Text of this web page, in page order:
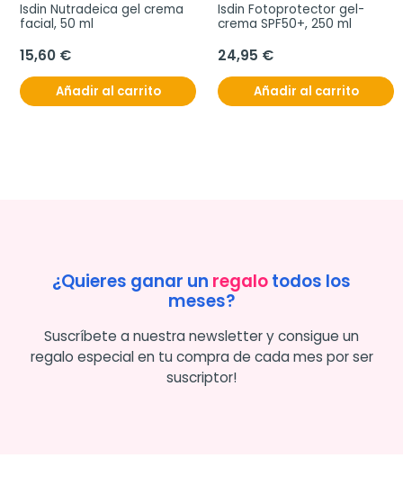
Isdin Nutradeica gel crema
facial, 50 ml
15,60 €
Añadir al carrito
Isdin Fotoprotector gel-
crema SPF50+, 250 ml
24,95 €
Añadir al carrito
¿Quieres ganar un regalotodos los
meses?
Suscríbete a nuestra newsletter y consigue un
regalo especial en tu compra de cada mes por ser
suscriptor!